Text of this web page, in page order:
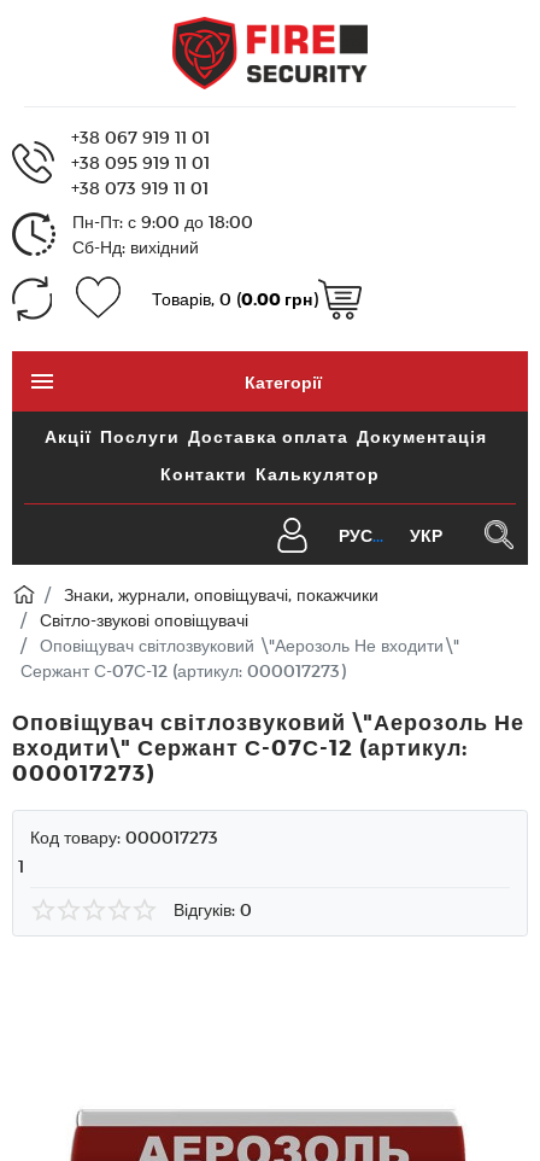
+38 067 919 11 01
+38 095 919 11 01
+38 073 919 11 01
Пн-Пт: с 9:00 до 18:00
Сб-Нд: вихідний
Товарів, 0 (0.00 грн)
Категорії
Акції Послуги Доставка оплата Документація
Контакти Калькулятор
РУС УКР
Знаки, журнали, оповіщувачі, покажчики
Світло-звукові оповіщувачі
Оповіщувач світлозвуковий \"Аерозоль Не входити\"
Сержант С-07С-12 (артикул: 000017273)
Оповіщувач світлозвуковий \"Аерозоль Не
входити\" Сержант С-07С-12 (артикул:
000017273)
Код товару: 000017273
1
Відгуків: 0